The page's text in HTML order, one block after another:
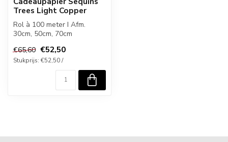
Trees Light Copper
Rol à 100 meter I Afm.
30cm, 50cm, 70cm
€65,60 €52,50
Stukprijs: €52,50 /